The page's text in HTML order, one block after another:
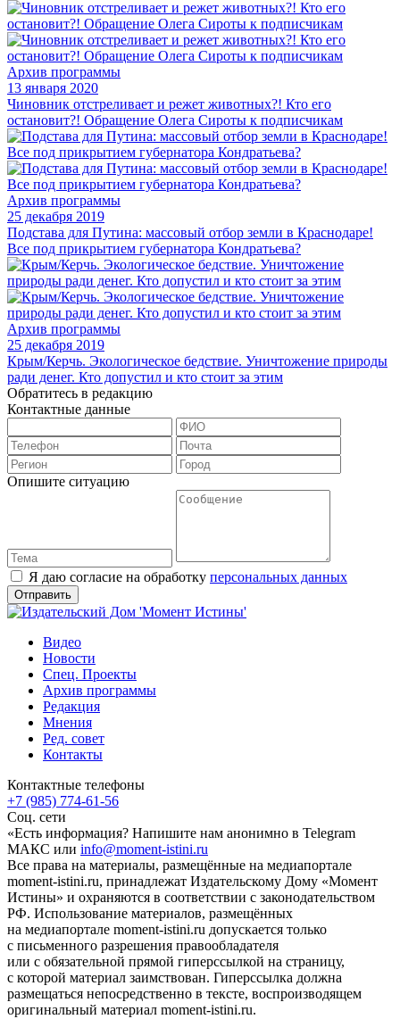
Архив программы
13 января 2020
Чиновник отстреливает и режет животных?! Кто его
остановит?! Обращение Олега Сироты к подписчикам
Архив программы
25 декабря 2019
Подстава для Путина: массовый отбор земли в Краснодаре!
Все под прикрытием губернатора Кондратьева?
Архив программы
25 декабря 2019
Крым/Керчь. Экологическое бедствие. Уничтожение природы
ради денег. Кто допустил и кто стоит за этим
Обратитесь в редакцию
Контактные данные
Опишите ситуацию
Я даю согласие на обработку персональных данных
Видео
Новости
Спец. Проекты
Архив программы
Редакция
Мнения
Ред. совет
Контакты
Контактные телефоны
+7 (985) 774-61-56
Соц. сети
«Есть информация? Напишите нам анонимно в Telegram
МАКС или info@moment-istini.ru
Все права на материалы, размещённые на медиапортале
moment-istini.ru, принадлежат Издательскому Дому «Момент
Истины» и охраняются в соответствии с законодательством
РФ. Использование материалов, размещённых
на медиапортале moment-istini.ru допускается только
с письменного разрешения правообладателя
или с обязательной прямой гиперссылкой на страницу,
с которой материал заимствован. Гиперссылка должна
размещаться непосредственно в тексте, воспроизводящем
оригинальный материал moment-istini.ru.